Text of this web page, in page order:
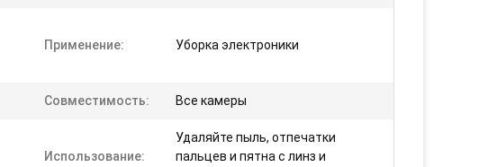
Применение: Уборка электроники
Совместимость: Все камеры
Использование:
Удаляйте пыль, отпечатки
пальцев и пятна с линз и